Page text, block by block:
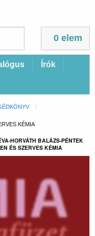
0 elem
Írók
KÉMIA
HORVÁTH BALÁZS-PÉNTEK
ÉS SZERVES KÉMIA